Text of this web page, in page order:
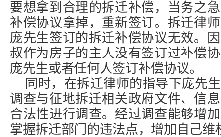
要想拿到合理的拆迁补偿，当务之
补偿协议拿掉，重新签订。拆迁律
庞先生签订的拆迁补偿协议无效。
叔作为房子的主人没有签订过补偿
庞先生或者任何人签订补偿协议。
同时，在拆迁律师的指导下庞先
调查与征地拆迁相关政府文件、信
合法性进行调查。经过调查能够增
掌握拆迁部门的违法点，增加自己维